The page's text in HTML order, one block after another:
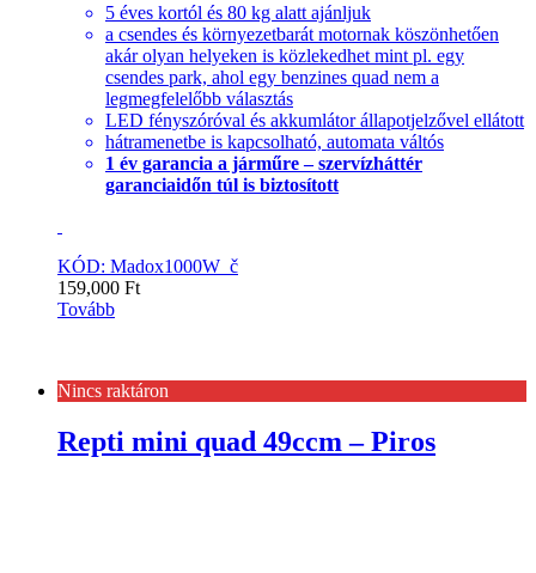
5 éves kortól és 80 kg alatt ajánljuk
a csendes és környezetbarát motornak köszönhetően
akár olyan helyeken is közlekedhet mint pl. egy
csendes park, ahol egy benzines quad nem a
legmegfelelőbb választás
LED fényszóróval és akkumlátor állapotjelzővel ellátott
hátramenetbe is kapcsolható, automata váltós
1 év garancia a járműre – szervízháttér
garanciaidőn túl is biztosított
KÓD: Madox1000W_č
159,000 Ft
Tovább
Nincs raktáron
Repti mini quad 49ccm – Piros